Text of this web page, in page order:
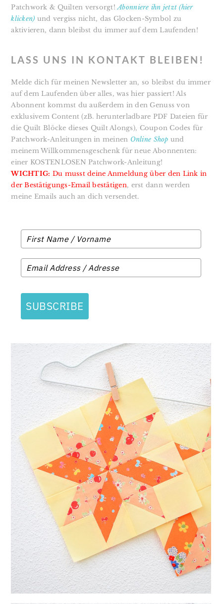
Patchwork & Quilten versorgt! Abonniere ihn jetzt (hier
klicken) und vergiss nicht, das Glocken-Symbol zu
aktivieren, dann bleibst du immer auf dem Laufenden!
LASS UNS IN KONTAKT BLEIBEN!
Melde dich für meinen Newsletter an, so bleibst du immer
auf dem Laufenden über alles, was hier passiert! Als
Abonnent kommst du außerdem in den Genuss von
exklusivem Content (zB. herunterladbare PDF Dateien für
die Quilt Blöcke dieses Quilt Alongs), Coupon Codes für
Patchwork-Anleitungen in meinen Online Shop und
meinem Willkommensgeschenk für neue Abonnenten:
einer KOSTENLOSEN Patchwork-Anleitung!
WICHTIG: Du musst deine Anmeldung über den Link in
der Bestätigungs-Email bestätigen, erst dann werden
meine Emails auch an dich versendet.
SUBSCRIBE